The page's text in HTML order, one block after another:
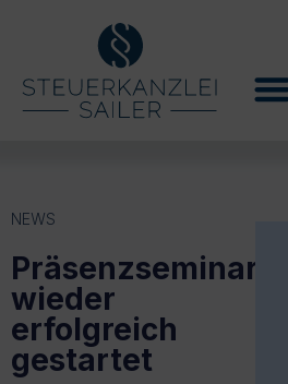
NEWS
Präsenzseminare
wieder
erfolgreich
gestartet